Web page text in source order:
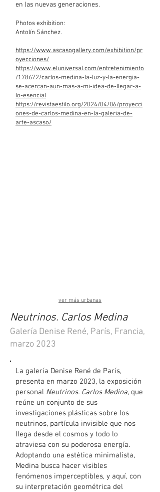
en las nuevas generaciones.
Photos exhibition:
Antolín Sánchez.
https://www.ascasogallery.com/exhibition/pr
oyecciones/
https://www.eluniversal.com/entretenimiento
/178672/carlos-medina-la-luz-y-la-energia-
se-acercan-aun-mas-a-mi-idea-de-llegar-a-
lo-esencial
https://revistaestilo.org/2024/04/06/proyecci
ones-de-carlos-medina-en-la-galeria-de-
arte-ascaso/
ver más urbanas
Neutrinos. Carlos Medina
Galería Denise René, París, Francia,
marzo 2023
La galería Denise René de París,
presenta en marzo 2023, la exposición
personal Neutrinos. Carlos Medina, que
reúne un conjunto de sus
investigaciones plásticas sobre los
neutrinos, partícula invisible que nos
llega desde el cosmos y todo lo
atraviesa con su poderosa energía.
Adoptando una estética minimalista,
Medina busca hacer visibles
fenómenos imperceptibles, y aquí, con
su interpretación geométrica del